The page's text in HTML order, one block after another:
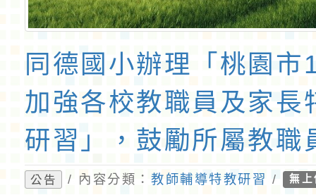
同德國小辦理「桃園市
加強各校教職員及家長
研習」，鼓勵所屬教職
及特教助理員報名參加!
公告 / 內容分類：教師輔導特教研習 / 無